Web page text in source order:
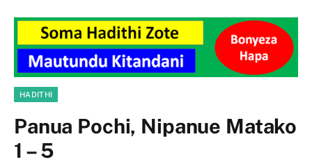
HADITHI
Panua Pochi, Nipanue Matako
1 – 5